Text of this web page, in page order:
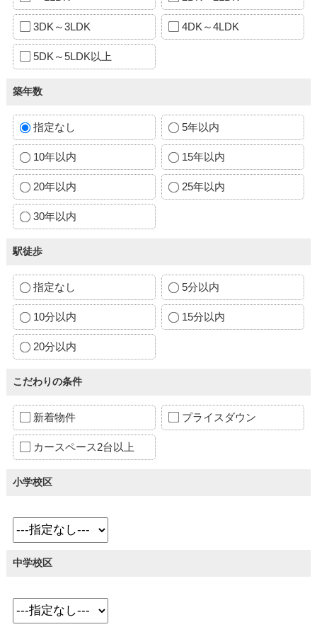
3DK～3LDK 4DK～4LDK
5DK～5LDK以上
築年数
指定なし 5年以内
10年以内 15年以内
20年以内 25年以内
30年以内
駅徒歩
指定なし 5分以内
10分以内 15分以内
20分以内
こだわりの条件
新着物件 プライスダウン
カースペース2台以上
小学校区
中学校区